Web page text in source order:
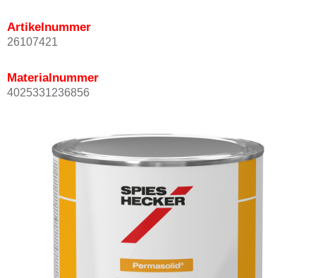
Artikelnummer
26107421
Materialnummer
4025331236856